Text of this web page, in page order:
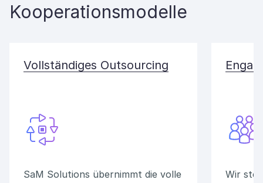
Kooperationsmodelle
Vollständiges Outsourcing
SaM Solutions übernimmt die volle
Wir